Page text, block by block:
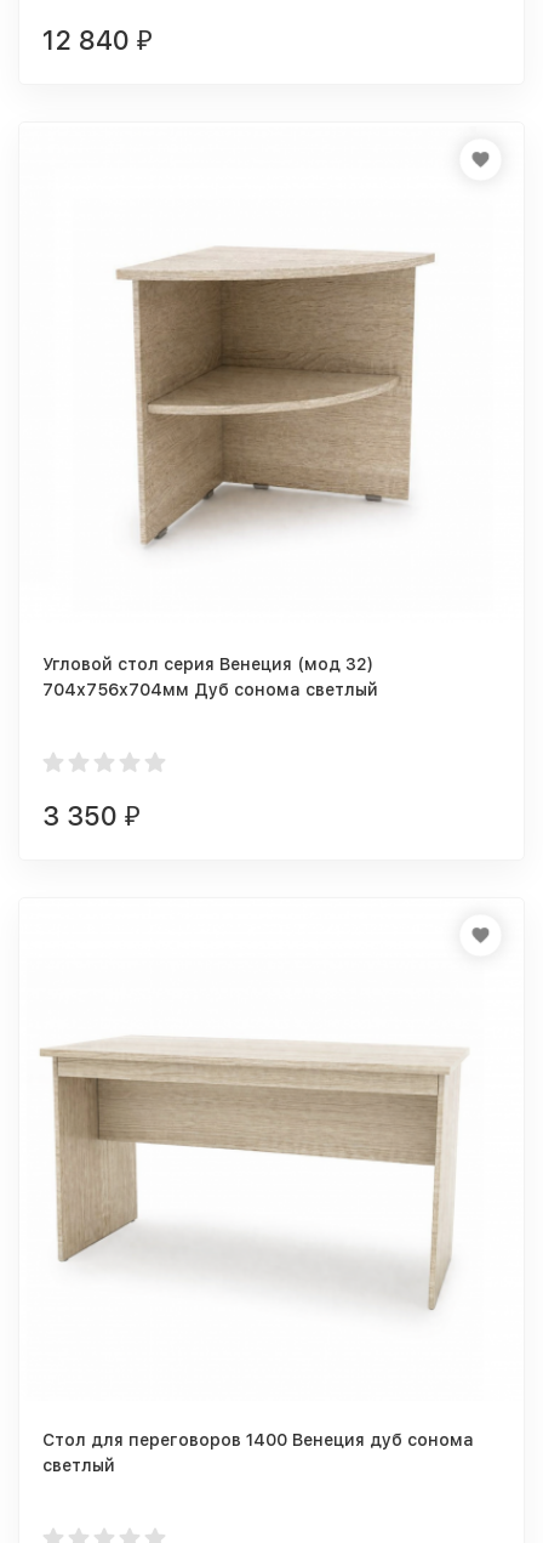
12 840 ₽
Угловой стол серия Венеция (мод 32)
704х756х704мм Дуб сонома светлый
3 350 ₽
Стол для переговоров 1400 Венеция дуб сонома
светлый